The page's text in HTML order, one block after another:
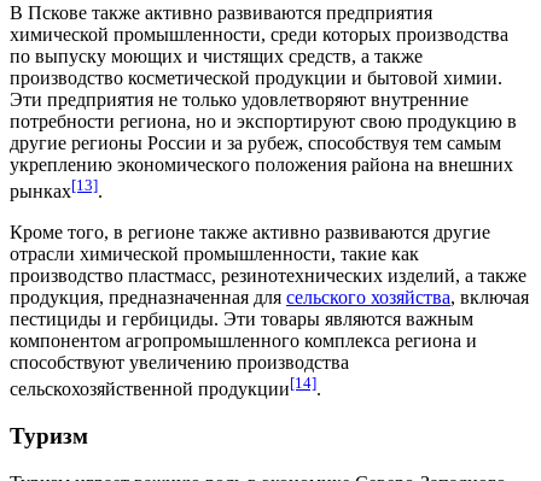
В Пскове также активно развиваются предприятия
химической промышленности, среди которых производства
по выпуску моющих и чистящих средств, а также
производство косметической продукции и бытовой химии.
Эти предприятия не только удовлетворяют внутренние
потребности региона, но и экспортируют свою продукцию в
другие регионы России и за рубеж, способствуя тем самым
укреплению экономического положения района на внешних
рынках[13].
Кроме того, в регионе также активно развиваются другие
отрасли химической промышленности, такие как
производство пластмасс, резинотехнических изделий, а также
продукция, предназначенная для сельского хозяйства, включая
пестициды и гербициды. Эти товары являются важным
компонентом агропромышленного комплекса региона и
способствуют увеличению производства
сельскохозяйственной продукции[14].
Туризм